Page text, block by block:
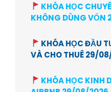
KHÓA HỌC
KHÔNG DÙNG
KHÓA HỌC ĐẦU
VÀ CHO THUÊ 29/
KHÓA HỌC KINH